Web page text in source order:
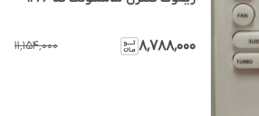
۸٬۷۸۸٬۰۰۰ ۱۱٬۱۵۴٬۰۰۰